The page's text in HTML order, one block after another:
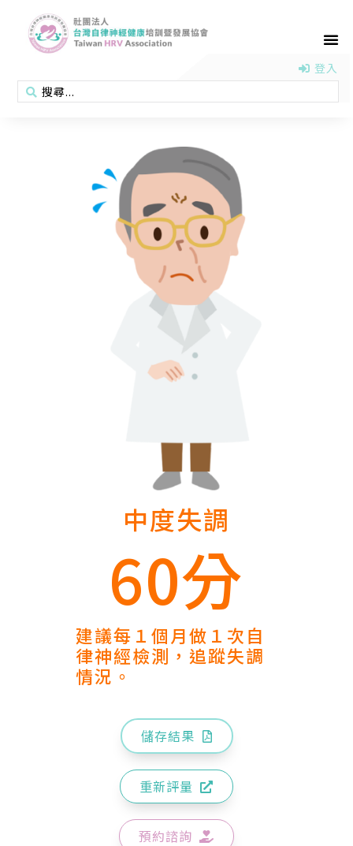
登入
中度失調
60分
建議每１個月做１次自
律神經檢測，追蹤失調
情況。
儲存結果
重新評量
預約諮詢